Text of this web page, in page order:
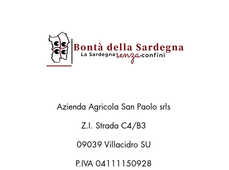
Azienda Agricola San Paolo srls
Z.I. Strada C4/B3
09039 Villacidro SU
P.IVA 04111150928